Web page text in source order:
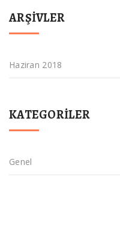
ARŞIVLER
Haziran 2018
KATEGORILER
Genel